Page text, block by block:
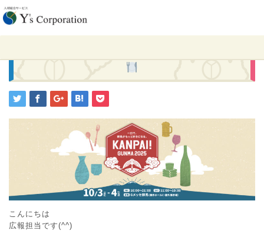
社員ブログ
こんにちは
広報担当です(^^)